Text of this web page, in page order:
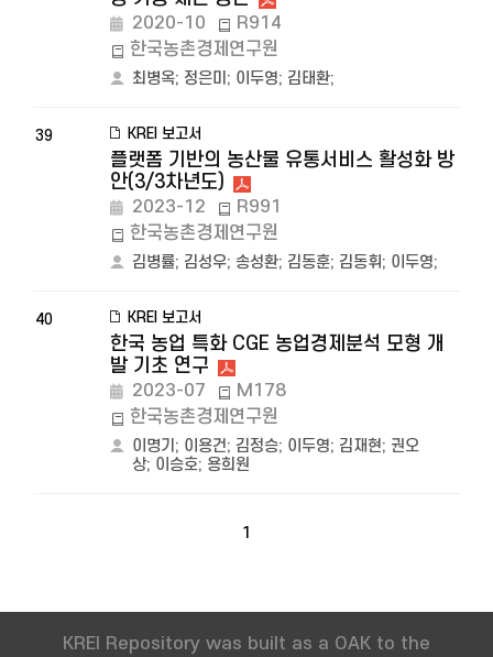
2020-10
R914
한국농촌경제연구원
최병옥; 정은미 ; 이두영; 김태환;
39 KREI 보고서
플랫폼 기반의 농산물 유통서비스 활성화 방
안(3/3차년도)
2023-12
R991
한국농촌경제연구원
김병률; 김성우; 송성환; 김동훈; 김동휘; 이두영;
40 KREI 보고서
한국 농업 특화 CGE 농업경제분석 모형 개
발 기초 연구
2023-07
M178
한국농촌경제연구원
이명기 ; 이용건; 김정승; 이두영; 김재현; 권오
상; 이승호; 용희원
1
KREI Repository was built as a OAK to the